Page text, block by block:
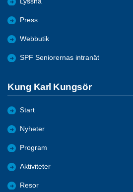
Press
Webbutik
SPF Seniorernas intranät
Kung Karl Kungsör
Start
Nyheter
Program
Aktiviteter
Resor